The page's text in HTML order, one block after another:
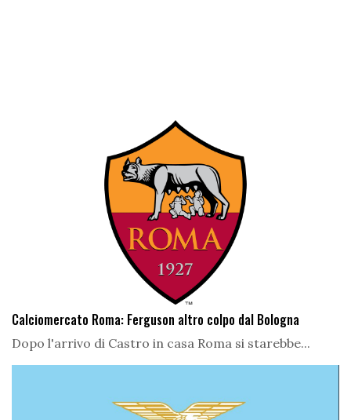
Calciomercato Roma: Ferguson altro colpo dal Bologna
Dopo l'arrivo di Castro in casa Roma si starebbe...